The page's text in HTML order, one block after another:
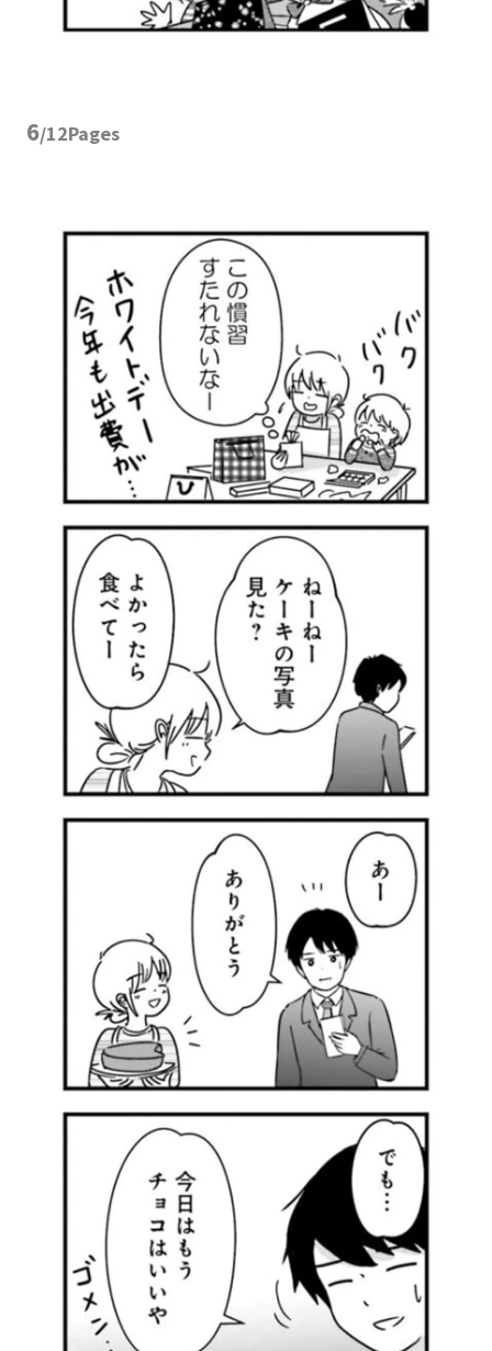
6/12Pages